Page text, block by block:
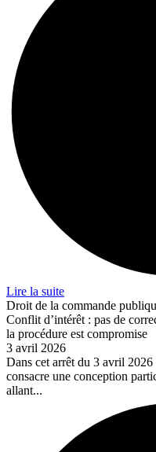
Lire la suite
Droit de la commande
Conflit d’intérêt : pas de
la procédure est compromise
3 avril 2026
Dans cet arrêt du 3 avril
consacre une conception
allant...